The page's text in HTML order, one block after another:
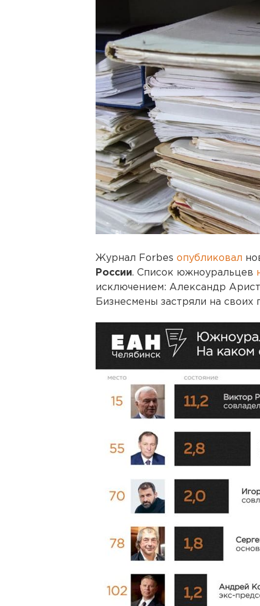
Журнал Forbes опубликовал
России. Список южноуральцев
исключением: Александр
Бизнесмены застряли на своих